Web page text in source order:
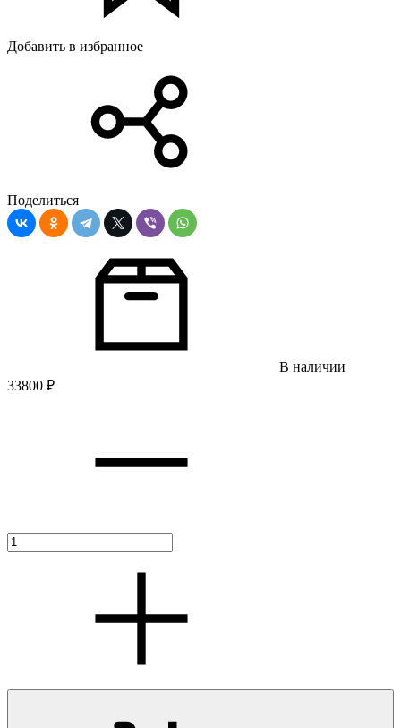
Добавить в избранное
Поделиться
В наличии
33800 ₽